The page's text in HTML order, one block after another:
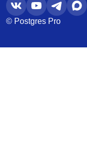
© Postgres Pro